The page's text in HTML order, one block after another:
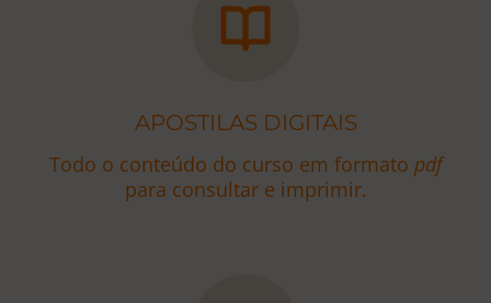
APOSTILAS DIGITAIS
Todo o conteúdo do curso em formato pdf
para consultar e imprimir.